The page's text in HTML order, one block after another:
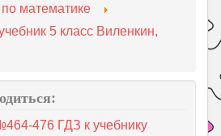
математике
5 класс Виленкин,
476 ГДЗ к учебнику